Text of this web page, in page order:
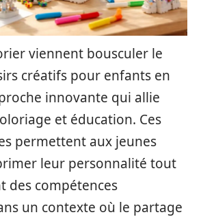
viennent bousculer le
créatifs pour enfants en
innovante qui allie
et éducation. Ces
permettent aux jeunes
leur personnalité tout
des compétences
un contexte où le partage